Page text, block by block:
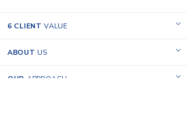
6 CLIENT VALUE
ABOUT US
OUR APPROACH